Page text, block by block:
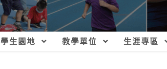
學生園地 教學單位 生涯專區